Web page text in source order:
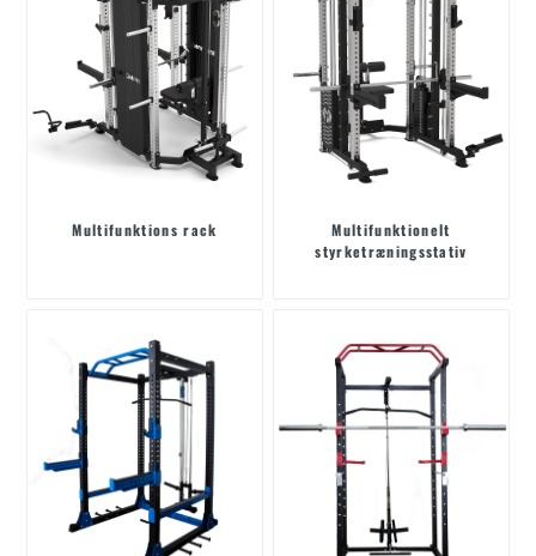
Multifunktions rack
Multifunktionelt
styrketræningsstativ